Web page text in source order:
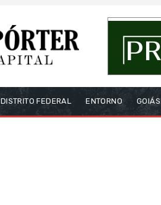
DISTRITO FEDERAL ENTORNO GOIÁS